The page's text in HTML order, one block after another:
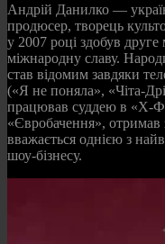
Андрій Данилко —
продюсер, творець
у 2007 році здобув друге
міжнародну славу.
став відомим завдяки
(«Я не поняла»,
працював суддею в
«Євробачення», отримав
вважається однією з
шоу‑бізнесу.